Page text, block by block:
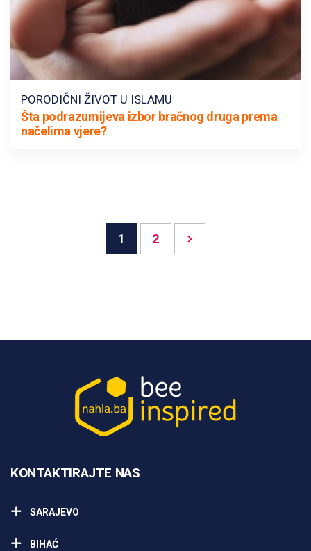
PORODIČNI ŽIVOT U ISLAMU
Šta podrazumijeva izbor bračnog druga prema
načelima vjere?
Posts
pagination
1 2
KONTAKTIRAJTE NAS
SARAJEVO
BIHAĆ